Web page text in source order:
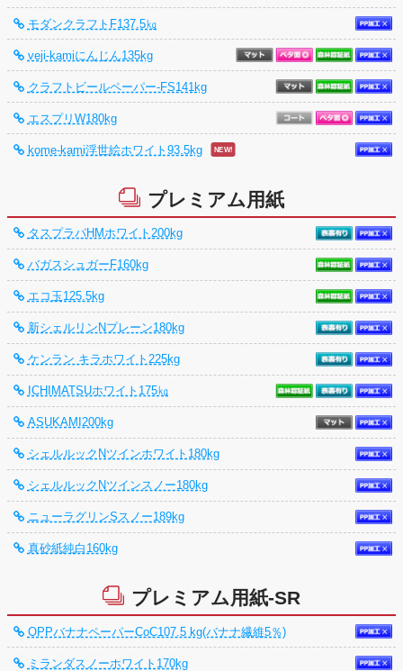
モダンクラフトF137.5㎏
veji-kamiにんじん135kg
クラフトビールペーパー-FS141kg
エスプリW180kg
kome-kami浮世絵ホワイト93.5kg
プレミアム用紙
タスプラパHMホワイト200kg
バガスシュガーF160kg
エコ玉125.5kg
新シェルリンNプレーン180kg
ケンラン キラホワイト225kg
ICHIMATSUホワイト175㎏
ASUKAMI200kg
シェルルックNツインホワイト180kg
シェルルックNツインスノー180kg
ニューラグリンSスノー189kg
真砂紙純白160kg
プレミアム用紙-SR
OPPバナナペーパーCoC107.5 kg(バナナ繊維5％)
ミランダスノーホワイト170kg